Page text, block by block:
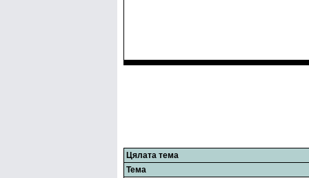
Цялата тема
Тема